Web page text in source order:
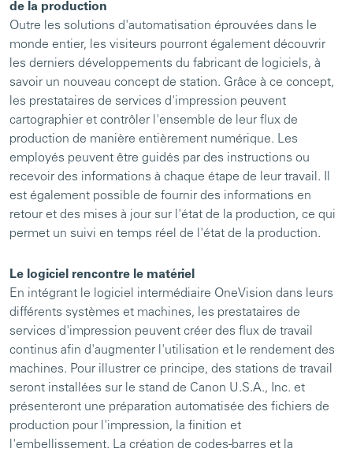
de la production
Outre les solutions d'automatisation éprouvées dans le
monde entier, les visiteurs pourront également découvrir
les derniers développements du fabricant de logiciels, à
savoir un nouveau concept de station. Grâce à ce concept,
les prestataires de services d'impression peuvent
cartographier et contrôler l'ensemble de leur flux de
production de manière entièrement numérique. Les
employés peuvent être guidés par des instructions ou
recevoir des informations à chaque étape de leur travail. Il
est également possible de fournir des informations en
retour et des mises à jour sur l'état de la production, ce qui
permet un suivi en temps réel de l'état de la production.
Le logiciel rencontre le matériel
En intégrant le logiciel intermédiaire OneVision dans leurs
différents systèmes et machines, les prestataires de
services d'impression peuvent créer des flux de travail
continus afin d'augmenter l'utilisation et le rendement des
machines. Pour illustrer ce principe, des stations de travail
seront installées sur le stand de Canon U.S.A., Inc. et
présenteront une préparation automatisée des fichiers de
production pour l'impression, la finition et
l'embellissement. La création de codes-barres et la